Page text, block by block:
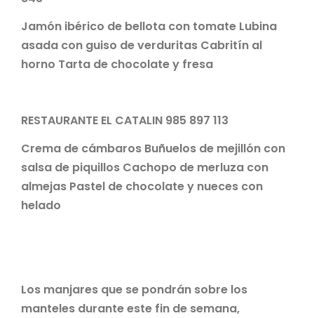
Jamón ibérico de bellota con tomate Lubina
asada con guiso de verduritas Cabritín al
horno Tarta de chocolate y fresa
RESTAURANTE EL CATALIN 985 897 113
Crema de cámbaros Buñuelos de mejillón con
salsa de piquillos Cachopo de merluza con
almejas Pastel de chocolate y nueces con
helado
Los manjares que se pondrán sobre los
manteles durante este fin de semana,